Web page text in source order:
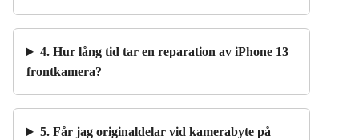
4. Hur lång tid tar en reparation av iPhone 13
frontkamera?
5. Får jag originaldelar vid kamerabyte på